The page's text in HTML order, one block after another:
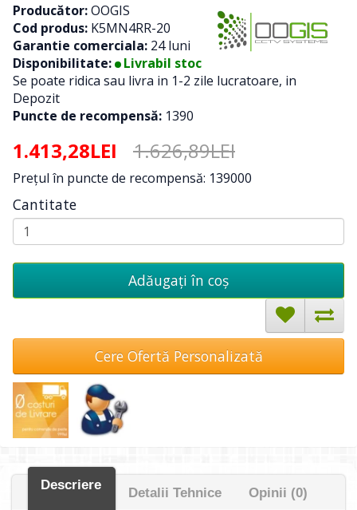
Producător:OOGIS
Cod produs: K5MN4RR-20
Garantie comerciala: 24 luni
Disponibilitate:
Livrabil stoc
Se poate ridica sau livra in 1-2 zile lucratoare, in
Depozit
Puncte de recompensă: 1390
1.413,28LEI 1.626,89LEI
Preţul în puncte de recompensă: 139000
Cantitate
Adăugați în coş
Cere Ofertă Personalizată
Descriere
Detalii Tehnice Opinii (0)